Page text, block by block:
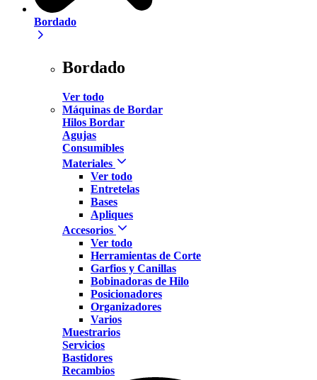
Bordado
Bordado
Ver todo
Máquinas de Bordar
Hilos Bordar
Agujas
Consumibles
Materiales
Ver todo
Entretelas
Bases
Apliques
Accesorios
Ver todo
Herramientas de Corte
Garfios y Canillas
Bobinadoras de Hilo
Posicionadores
Organizadores
Varios
Muestrarios
Servicios
Bastidores
Recambios